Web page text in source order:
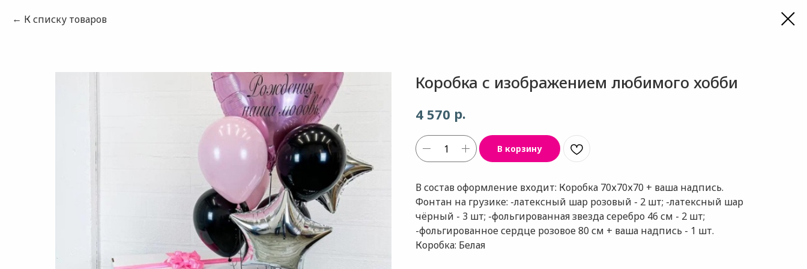
К списку товаров
Коробка с изображением любимого хобби
4 570 р.
В корзину
В состав оформление входит: Коробка 70х70х70 + ваша надпись.
Фонтан на грузике: -латексный шар розовый - 2 шт; -латексный шар
чёрный - 3 шт; -фольгированная звезда серебро 46 см - 2 шт;
-фольгированное сердце розовое 80 см + ваша надпись - 1 шт.
Коробка: Белая